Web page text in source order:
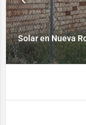
Solar en Nueva